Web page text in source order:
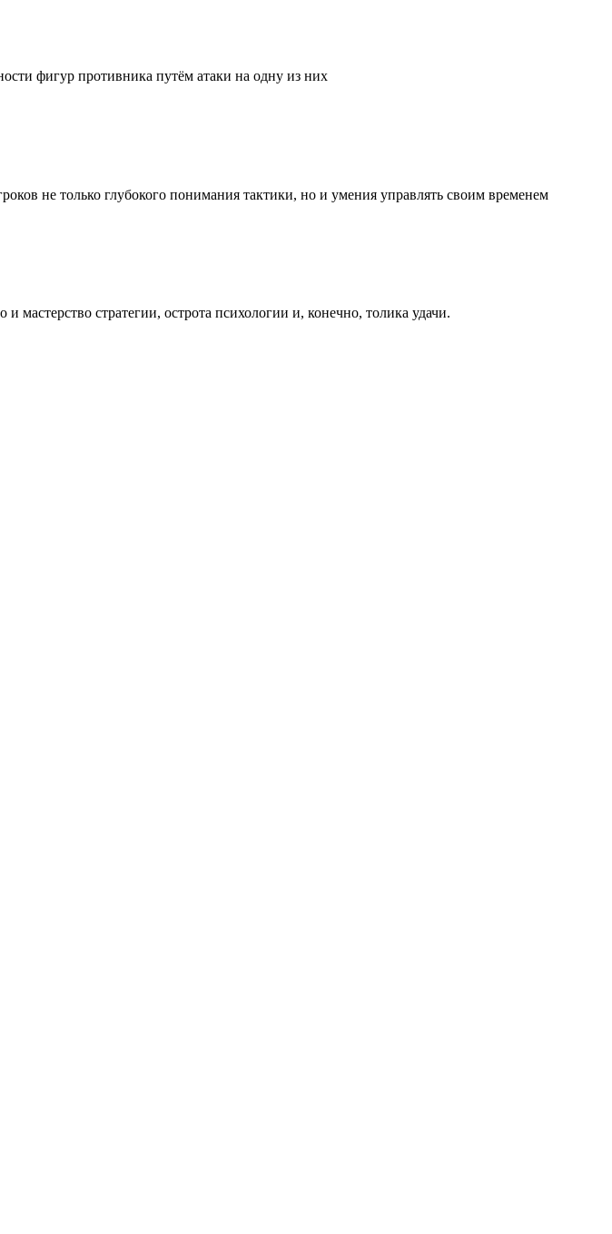
фигур противника путём атаки на одну из них
не только глубокого понимания тактики, но и умения управлять своим временем
мастерство стратегии, острота психологии и, конечно, толика удачи.